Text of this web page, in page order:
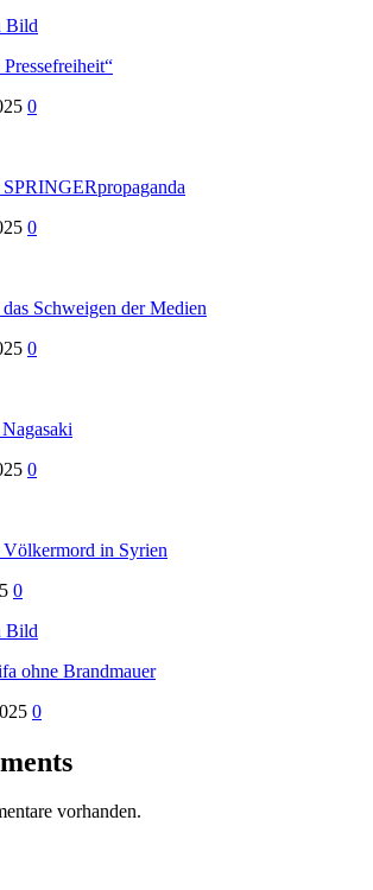
0
SPRINGERpropaganda
0
das Schweigen der Medien
0
0
Völkermord in Syrien
0
ohne Brandmauer
0
vorhanden.